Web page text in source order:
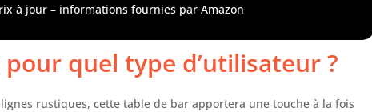
les boissons à portée de main
à jour – informations fournies par Amazon
quel type d’utilisateur ?
rustiques, cette table de bar apportera une touche à la fois